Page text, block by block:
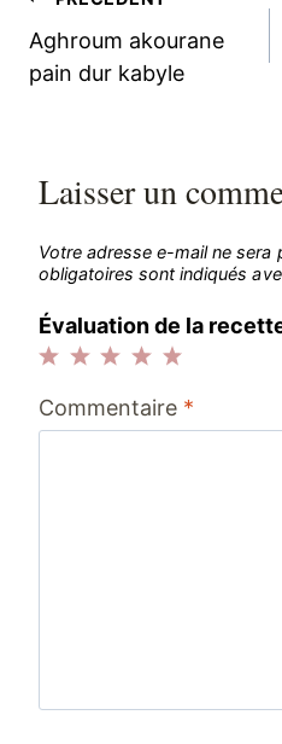
de
Aghroum akourane
pain dur kabyle
Laisser un
Votre adresse e-mail ne sera
obligatoires sont indiqués
Évaluation de la
étoiles
étoiles
étoiles
étoiles
étoile
Commentaire *